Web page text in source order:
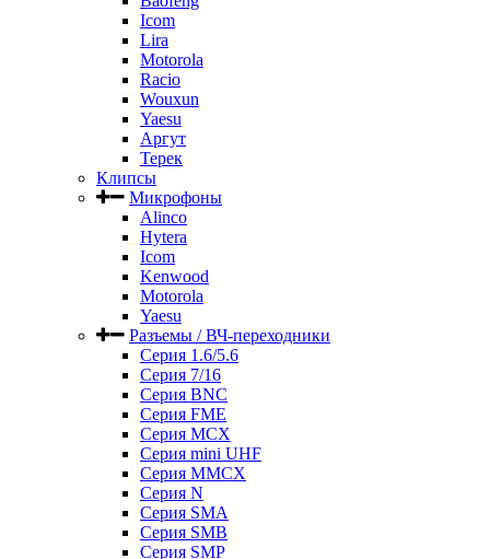
Icom
Lira
Motorola
Racio
Wouxun
Yaesu
Аргут
Терек
Клипсы
Микрофоны
Alinco
Hytera
Icom
Kenwood
Motorola
Yaesu
Разъемы / ВЧ-переходники
Серия 1.6/5.6
Серия 7/16
Серия BNC
Серия FME
Серия MCX
Серия mini UHF
Серия MMCX
Серия N
Серия SMA
Серия SMB
Серия SMP